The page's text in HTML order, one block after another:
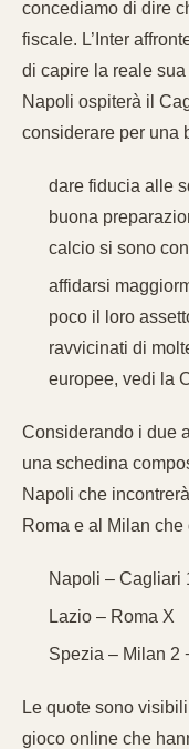
concediamo di dire
fiscale. L’Inter
di capire la reale sua
Napoli ospiterà il
considerare per una
dare fiducia alle
buona
calcio si sono
affidarsi
poco il loro
ravvicinati di
europee, vedi la
Considerando i due
una schedina
Napoli che
Roma e al Milan
Napoli – Cagliari
Lazio – Roma X
Spezia – Milan 2
Le quote sono
gioco online che